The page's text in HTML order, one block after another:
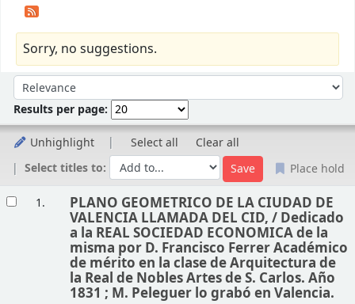
Sorry, no suggestions.
Sort by:
Results per page:
Unhighlight Select all
Clear all
Select titles to:
Place hold
1. PLANO GEOMETRICO DE LA CIUDAD DE
VALENCIA LLAMADA DEL CID, / Dedicado
a la REAL SOCIEDAD ECONOMICA de la
misma por D. Francisco Ferrer Académico
de mérito en la clase de Arquitectura de
la Real de Nobles Artes de S. Carlos. Año
1831 ; M. Peleguer lo grabó en Valencia.